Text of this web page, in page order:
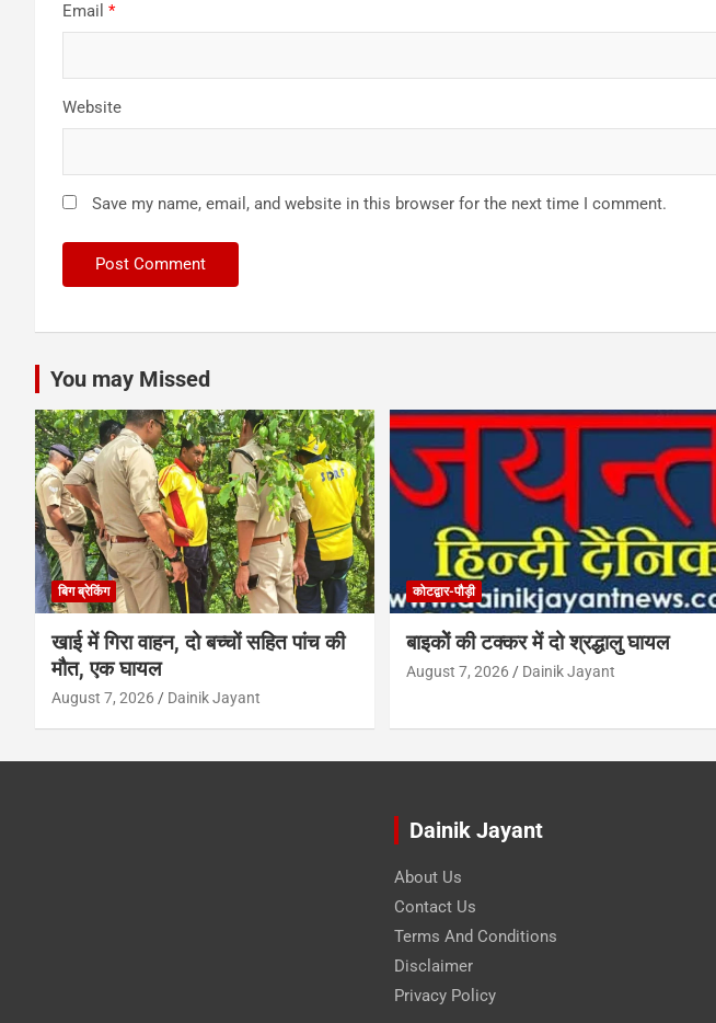
Email *
Website
Save my name, email, and website in this browser for the next time I comment.
You may Missed
बिग ब्रेकिंग
खाई में गिरा वाहन, दो बच्चों सहित पांच की
मौत, एक घायल
August 7, 2026 Dainik Jayant
कोटद्वार-पौड़ी
बाइकोें की टक्कर में दो श्रद्धालु घायल
August 7, 2026 Dainik Jayant
Dainik Jayant
About Us
Contact Us
Terms And Conditions
Disclaimer
Privacy Policy